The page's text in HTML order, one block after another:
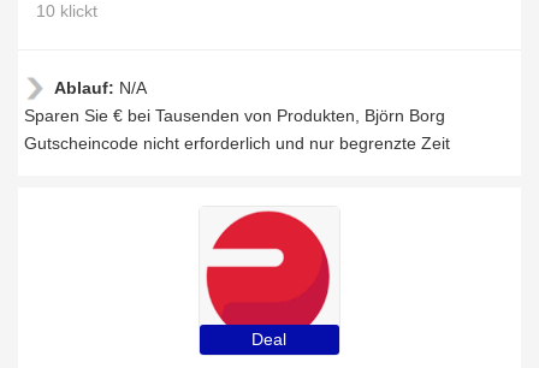
10 klickt
Ablauf: N/A
Sparen Sie € bei Tausenden von Produkten, Björn Borg
Gutscheincode nicht erforderlich und nur begrenzte Zeit
Deal